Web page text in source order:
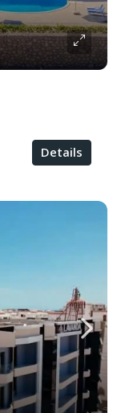
Details